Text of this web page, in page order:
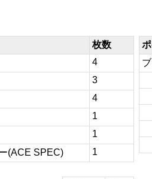
枚数
4
3
4
1
1
(ACE SPEC)
1